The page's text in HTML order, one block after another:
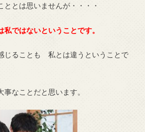
ととは思いませんが・・・・
私ではないということです。
じることも 私とは違うということで
なことだと思います。